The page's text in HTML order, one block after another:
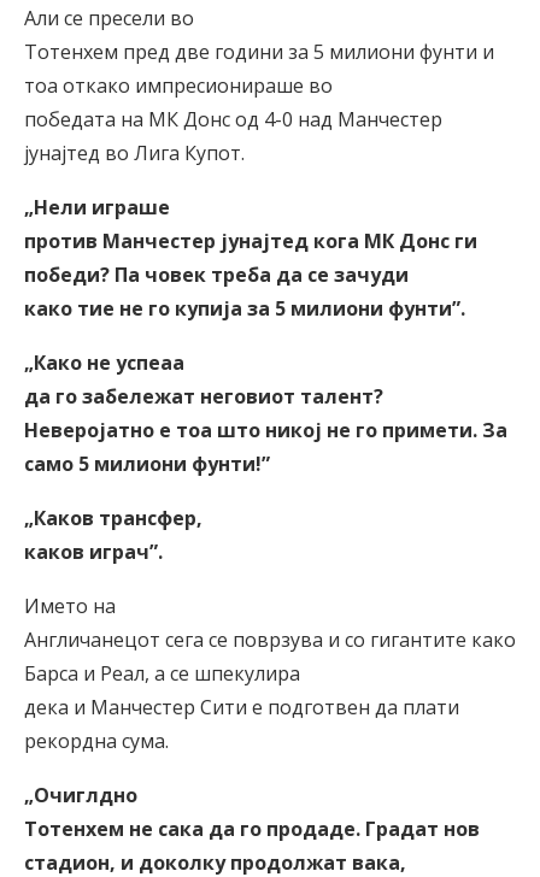
Али се пресели во
Тотенхем пред две години за 5 милиони фунти и
тоа откако импресионираше во
победата на МК Донс од 4-0 над Манчестер
јунајтед во Лига Купот.
„Нели играше
против Манчестер јунајтед кога МК Донс ги
победи? Па човек треба да се зачуди
како тие не го купија за 5 милиони фунти”.
„Како не успеаа
да го забележат неговиот талент?
Неверојатно е тоа што никој не го примети. За
само 5 милиони фунти!”
„Каков трансфер,
каков играч”.
Името на
Англичанецот сега се поврзува и со гигантите како
Барса и Реал, а се шпекулира
дека и Манчестер Сити е подготвен да плати
рекордна сума.
„Очиглдно
Тотенхем не сака да го продаде. Градат нов
стадион, и доколку продолжат вака,